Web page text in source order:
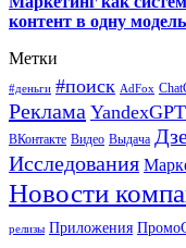
контент в одну модель
Метки
#деньги #поиск AdFox
Реклама YandexGPT
ВКонтакте Видео Выдача
Исследования
Новости
релизы Приложения